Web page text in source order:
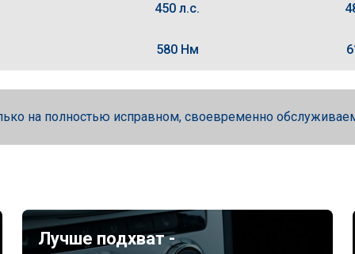
450 л.с.
580 Нм
на полностью исправном, своевременно
Лучше подхват -